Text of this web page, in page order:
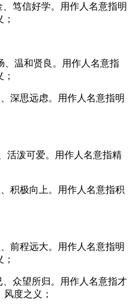
笃信好学。用作人名意指明
、温和贤良。用作人名意指
深思远虑。用作人名意指明
活泼可爱。用作人名意指精
积极向上。用作人名意指积
前程远大。用作人名意指明
众望所归。用作人名意指才
度之义；